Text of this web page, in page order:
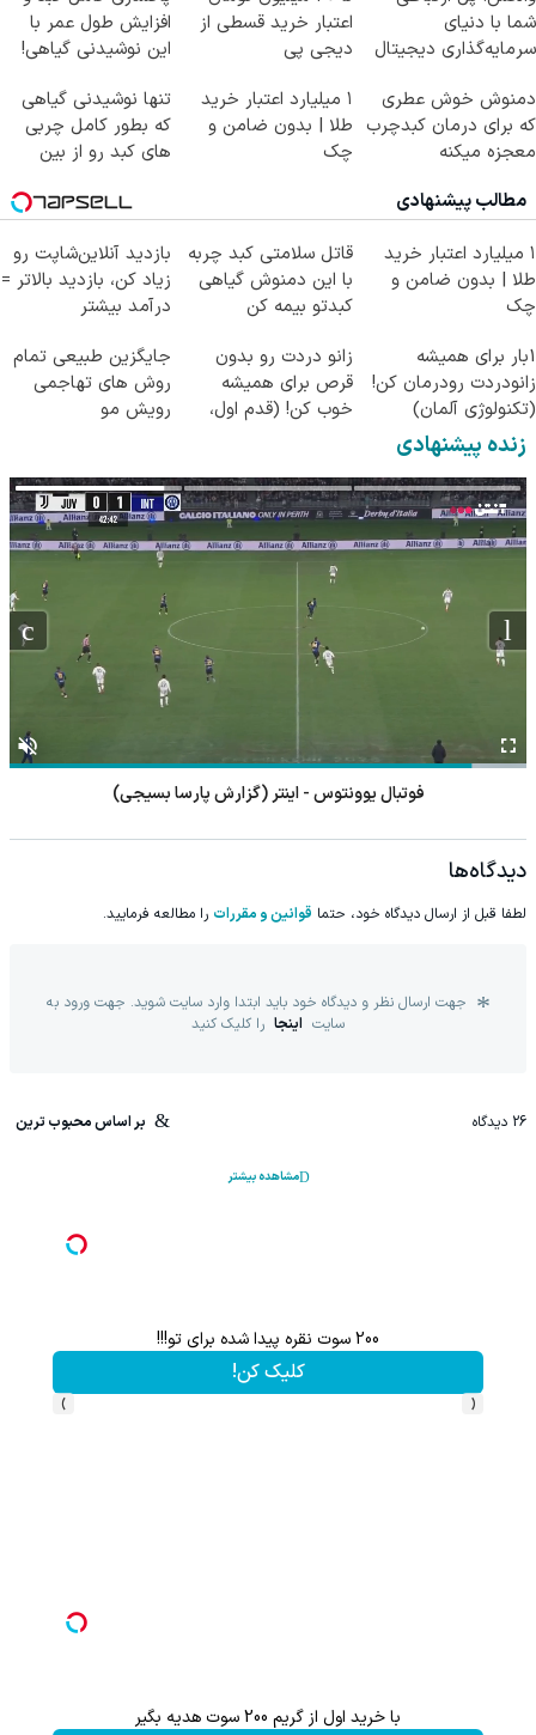
شما با دنیای
سرمایه‌گذاری دیجیتال
اعتبار خرید قسطی از
دیجی پی
افزایش طول عمر با
این نوشیدنی گیاهی!
دمنوش خوش عطری
که برای درمان کبدچرب
معجزه میکنه
۱ میلیارد اعتبار خرید
طلا | بدون ضامن و
چک
تنها نوشیدنی گیاهی
که بطور کامل چربی
های کبد رو از بین
مطالب پیشنهادی
۱ میلیارد اعتبار خرید
طلا | بدون ضامن و
چک
قاتل سلامتی کبد چربه
با این دمنوش گیاهی
کبدتو بیمه کن
بازدید آنلاین‌شاپت رو
زیاد کن، بازدید بالاتر =
درآمد بیشتر
1بار برای همیشه
زانودردت رودرمان کن!
(تکنولوژی آلمان)
◂پرسشنامه▸
زانو دردت رو بدون
قرص برای همیشه
خوب کن! (قدم اول،
جایگزین طبیعی تمام
روش های تهاجمی
رویش مو
زنده پیشنهادی
فوتبال یوونتوس - اینتر (گزارش پارسا بسیجی)
دیدگاه‌ها
لطفا قبل از ارسال دیدگاه خود، حتما قوانین و مقررات را مطالعه فرمایید.
جهت ارسال نظر و دیدگاه خود باید ابتدا وارد سایت شوید. جهت ورود به
سایت اینجا را کلیک کنید
26 دیدگاه بر اساس محبوب ترین
مشاهده بیشتر
200 سوت نقره پیدا شده برای تو!!!
کلیک کن!
‹
›
با خرید اول از گریم 200 سوت هدیه بگیر